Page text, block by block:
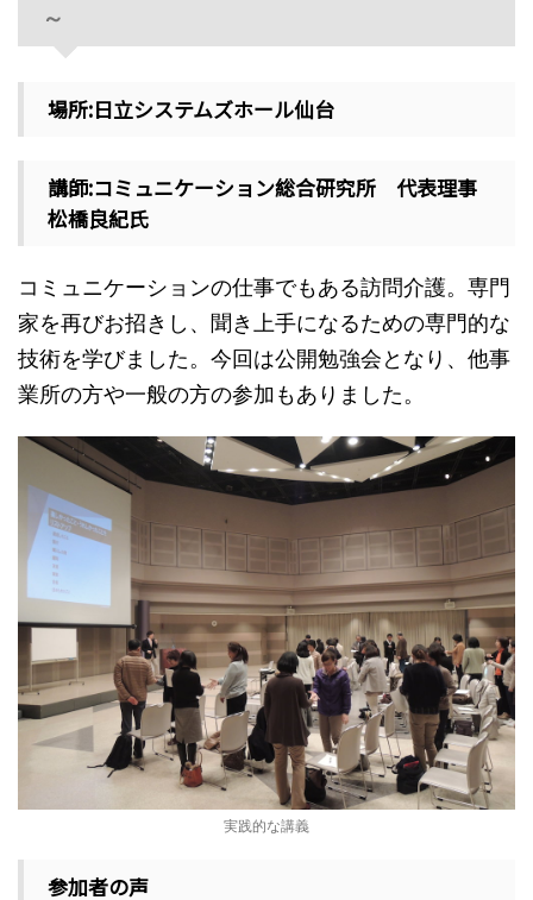
～
場所:日立システムズホール仙台
講師:コミュニケーション総合研究所 代表理事
松橋良紀氏
コミュニケーションの仕事でもある訪問介護。専門
家を再びお招きし、聞き上手になるための専門的な
技術を学びました。今回は公開勉強会となり、他事
業所の方や一般の方の参加もありました。
実践的な講義
参加者の声